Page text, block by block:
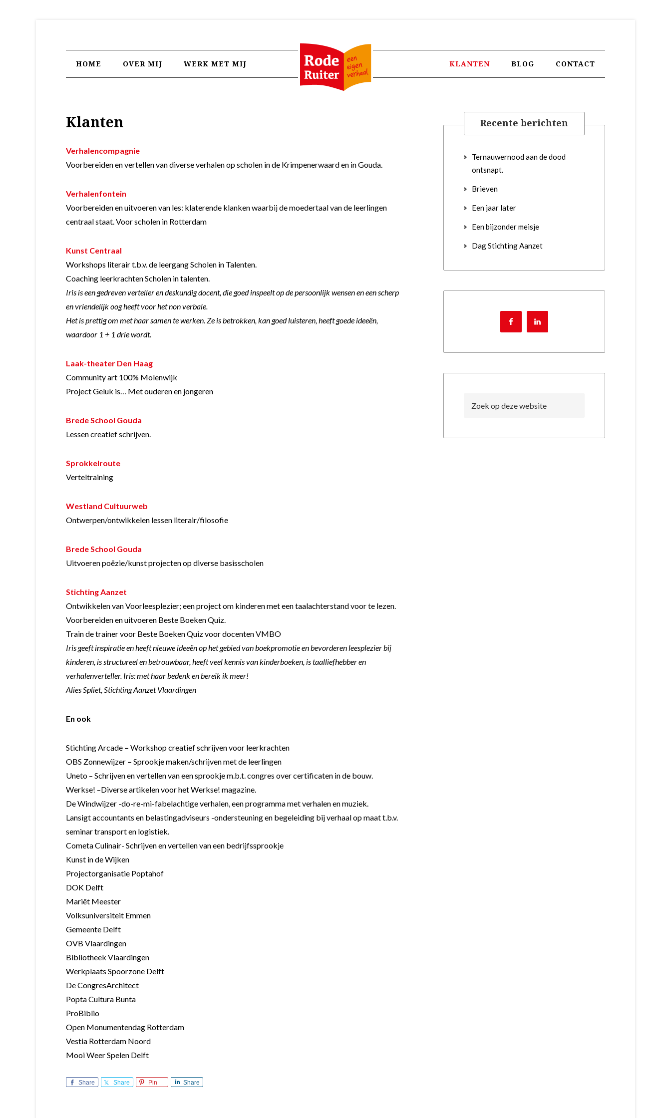
HOME OVER MIJ WERK MET MIJ KLANTEN BLOG CONTACT
Klanten
Verhalencompagnie
Voorbereiden en vertellen van diverse verhalen op scholen in de Krimpenerwaard en in Gouda.
Verhalenfontein
Voorbereiden en uitvoeren van les: klaterende klanken waarbij de moedertaal van de leerlingen
centraal staat. Voor scholen in Rotterdam
Kunst Centraal
Workshops literair t.b.v. de leergang Scholen in Talenten.
Coaching leerkrachten Scholen in talenten.
Iris is een gedreven verteller en deskundig docent, die goed inspeelt op de persoonlijk wensen en een scherp
en vriendelijk oog heeft voor het non verbale.
Het is prettig om met haar samen te werken. Ze is betrokken, kan goed luisteren, heeft goede ideeën,
waardoor 1 + 1 drie wordt.
Laak-theater Den Haag
Community art 100% Molenwijk
Project Geluk is… Met ouderen en jongeren
Brede School Gouda
Lessen creatief schrijven.
Sprokkelroute
Verteltraining
Westland Cultuurweb
Ontwerpen/ontwikkelen lessen literair/filosofie
Brede School Gouda
Uitvoeren poëzie/kunst projecten op diverse basisscholen
Stichting Aanzet
Ontwikkelen van Voorleesplezier; een project om kinderen met een taalachterstand voor te lezen.
Voorbereiden en uitvoeren Beste Boeken Quiz.
Train de trainer voor Beste Boeken Quiz voor docenten VMBO
Iris geeft inspiratie en heeft nieuwe ideeën op het gebied van boekpromotie en bevorderen leesplezier bij
kinderen, is structureel en betrouwbaar, heeft veel kennis van kinderboeken, is taalliefhebber en
verhalenverteller. Iris: met haar bedenk en bereik ik meer!
Alies Spliet, Stichting Aanzet Vlaardingen
En ook
Stichting Arcade – Workshop creatief schrijven voor leerkrachten
OBS Zonnewijzer – Sprookje maken/schrijven met de leerlingen
Uneto – Schrijven en vertellen van een sprookje m.b.t. congres over certificaten in de bouw.
Werkse! –Diverse artikelen voor het Werkse! magazine.
De Windwijzer -do-re-mi-fabelachtige verhalen, een programma met verhalen en muziek.
Lansigt accountants en belastingadviseurs -ondersteuning en begeleiding bij verhaal op maat t.b.v.
seminar transport en logistiek.
Cometa Culinair- Schrijven en vertellen van een bedrijfssprookje
Kunst in de Wijken
Projectorganisatie Poptahof
DOK Delft
Mariët Meester
Volksuniversiteit Emmen
Gemeente Delft
OVB Vlaardingen
Bibliotheek Vlaardingen
Werkplaats Spoorzone Delft
De CongresArchitect
Popta Cultura Bunta
ProBiblio
Open Monumentendag Rotterdam
Vestia Rotterdam Noord
Mooi Weer Spelen Delft
Share Share Pin Share
Recente berichten
Ternauwernood aan de dood
ontsnapt.
Brieven
Een jaar later
Een bijzonder meisje
Dag Stichting Aanzet